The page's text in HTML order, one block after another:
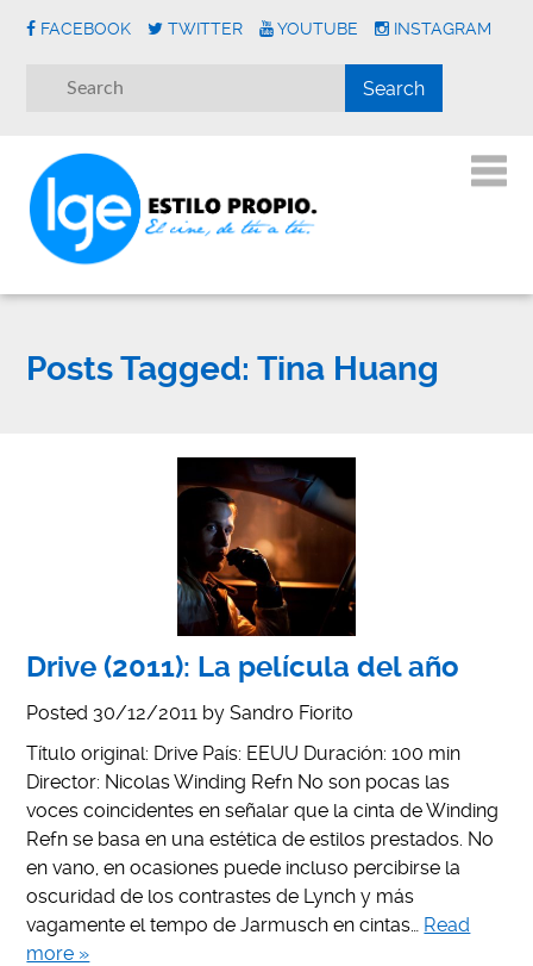
FACEBOOK TWITTER YOUTUBE INSTAGRAM
Posts Tagged: Tina Huang
Drive (2011): La película del año
Posted 30/12/2011 bySandro Fiorito
Título original: Drive País: EEUU Duración: 100 min
Director: Nicolas Winding Refn No son pocas las
voces coincidentes en señalar que la cinta de Winding
Refn se basa en una estética de estilos prestados. No
en vano, en ocasiones puede incluso percibirse la
oscuridad de los contrastes de Lynch y más
vagamente el tempo de Jarmusch en cintas… Read
more »